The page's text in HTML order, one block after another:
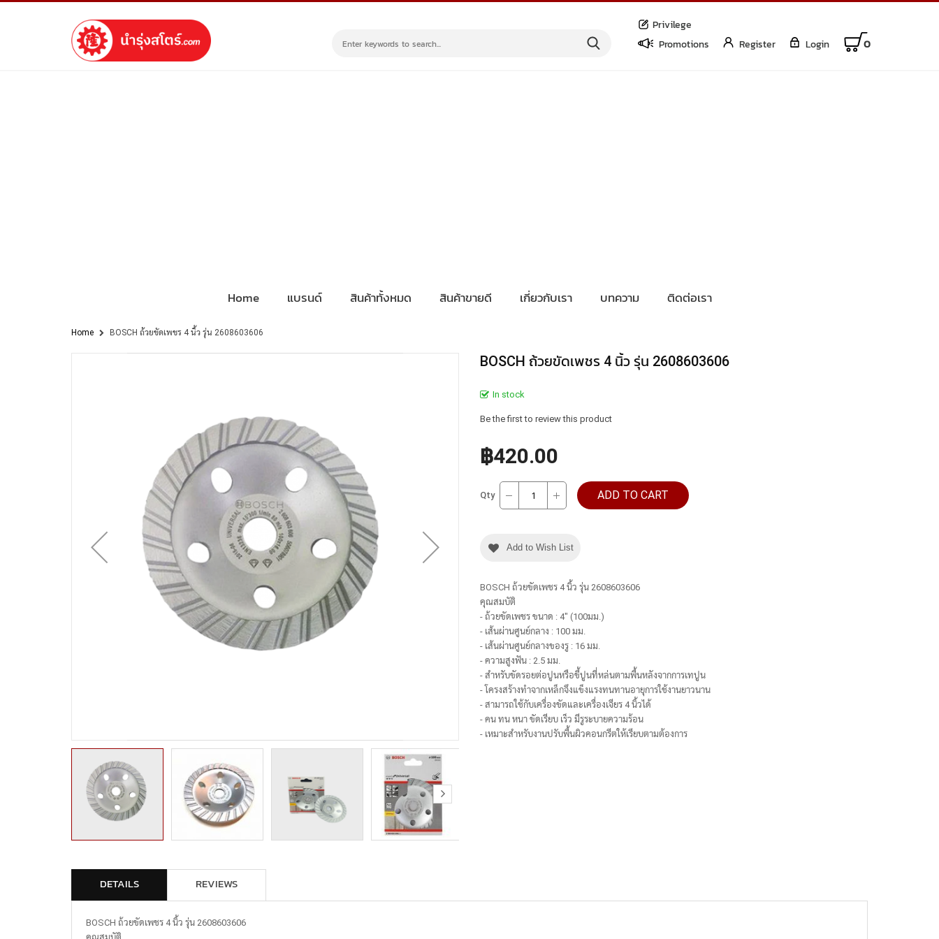
Promotions
Privilege
Login
Register 0
Home แบรนด์ สินค้าทั้งหมด สินค้าขายดี เกี่ยวกับเรา ติดต่อเรา
บทความ
Home BOSCH ถ้วยขัดเพชร 4 นิ้ว รุ่น 2608603606
BOSCH ถ้วยขัดเพชร 4 นิ้ว รุ่น 2608603606
In stock
Be the first to review this product
฿420.00
Qty ADD TO CART
Add to Wish List
BOSCH ถ้วยขัดเพชร 4 นิ้ว รุ่น 2608603606
คุณสมบัติ
- ถ้วยขัดเพชร ขนาด : 4" (100มม.)
- เส้นผ่านศูนย์กลาง : 100 มม.
- เส้นผ่านศูนย์กลางของรู : 16 มม.
- ความสูงฟัน : 2.5 มม.
- สำหรับขัดรอยต่อปูนหรือขี้ปูนที่หล่นตามพื้นหลังจากการเทปูน
- โครงสร้างทำจากเหล็กจึงแข็งแรงทนทานอายุการใช้งานยาวนาน
- สามารถใช้กับเครื่องขัดและเครื่องเจียร 4 นิ้วได้
- คน ทน หนา ขัดเรียบ เร็ว มีรูระบายความร้อน
- เหมาะสำหรับงานปรับพื้นผิวคอนกรีตให้เรียบตามต้องการ
DETAILS REVIEWS
BOSCH ถ้วยขัดเพชร 4 นิ้ว รุ่น 2608603606